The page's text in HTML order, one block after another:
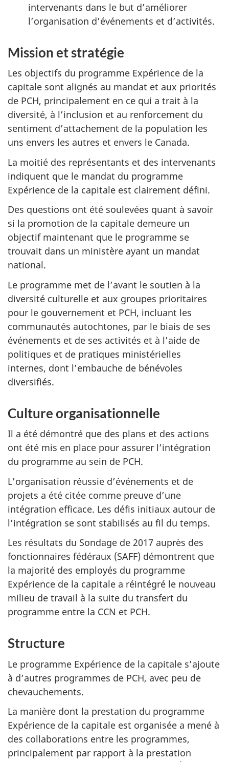
intervenants dans le but d’améliorer
l’organisation d’événements et d’activités.
Mission et stratégie
Les objectifs du programme Expérience de la
capitale sont alignés au mandat et aux priorités
de PCH, principalement en ce qui a trait à la
diversité, à l’inclusion et au renforcement du
sentiment d’attachement de la population les
uns envers les autres et envers le Canada.
La moitié des représentants et des intervenants
indiquent que le mandat du programme
Expérience de la capitale est clairement défini.
Des questions ont été soulevées quant à savoir
si la promotion de la capitale demeure un
objectif maintenant que le programme se
trouvait dans un ministère ayant un mandat
national.
Le programme met de l’avant le soutien à la
diversité culturelle et aux groupes prioritaires
pour le gouvernement et PCH, incluant les
communautés autochtones, par le biais de ses
événements et de ses activités et à l’aide de
politiques et de pratiques ministérielles
internes, dont l’embauche de bénévoles
diversifiés.
Culture organisationnelle
Il a été démontré que des plans et des actions
ont été mis en place pour assurer l’intégration
du programme au sein de PCH.
L’organisation réussie d’événements et de
projets a été citée comme preuve d’une
intégration efficace. Les défis initiaux autour de
l’intégration se sont stabilisés au fil du temps.
Les résultats du Sondage de 2017 auprès des
fonctionnaires fédéraux (SAFF) démontrent que
la majorité des employés du programme
Expérience de la capitale a réintégré le nouveau
milieu de travail à la suite du transfert du
programme entre la CCN et PCH.
Structure
Le programme Expérience de la capitale s’ajoute
à d’autres programmes de PCH, avec peu de
chevauchements.
La manière dont la prestation du programme
Expérience de la capitale est organisée a mené à
des collaborations entre les programmes,
principalement par rapport à la prestation